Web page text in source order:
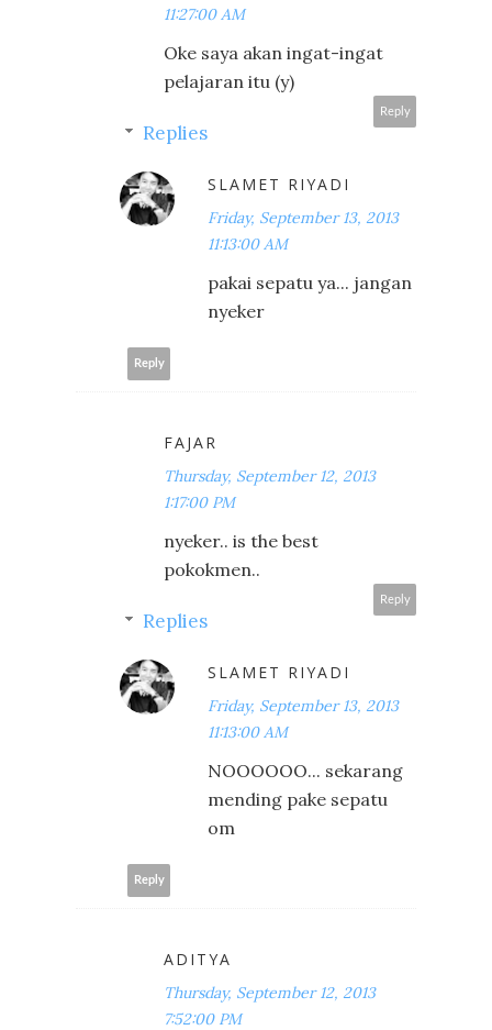
11:27:00 AM
Oke saya akan ingat-ingat
pelajaran itu (y)
Reply
Replies
SLAMET RIYADI
Friday, September 13, 2013
11:13:00 AM
pakai sepatu ya... jangan
nyeker
Reply
FAJAR
Thursday, September 12, 2013
1:17:00 PM
nyeker.. is the best
pokokmen..
Reply
Replies
SLAMET RIYADI
Friday, September 13, 2013
11:13:00 AM
NOOOOOO... sekarang
mending pake sepatu
om
Reply
ADITYA
Thursday, September 12, 2013
7:52:00 PM